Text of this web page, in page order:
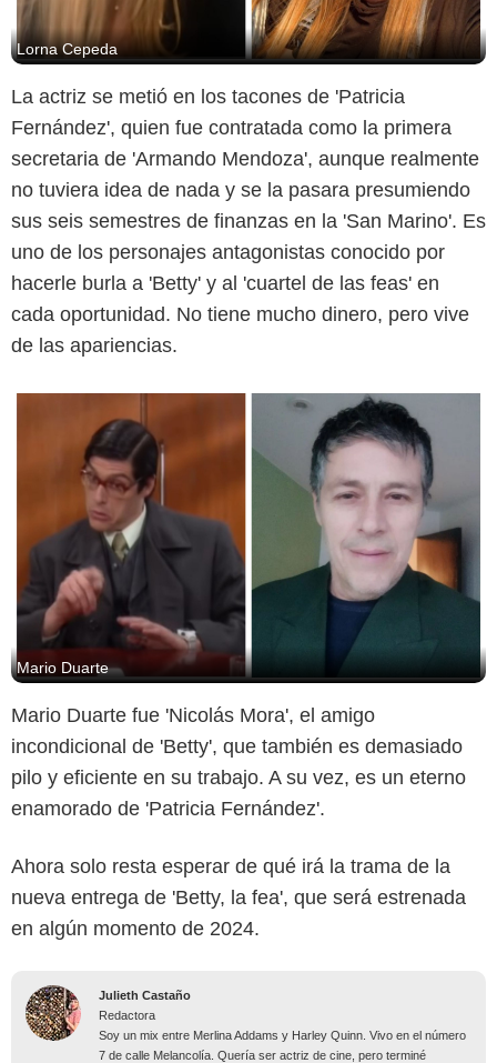
Lorna Cepeda
La actriz se metió en los tacones de 'Patricia
Fernández', quien fue contratada como la primera
secretaria de 'Armando Mendoza', aunque realmente
no tuviera idea de nada y se la pasara presumiendo
sus seis semestres de finanzas en la 'San Marino'. Es
uno de los personajes antagonistas conocido por
hacerle burla a 'Betty' y al 'cuartel de las feas' en
cada oportunidad. No tiene mucho dinero, pero vive
de las apariencias.
Captura de pantalla/Instagram
Mario Duarte
Mario Duarte fue 'Nicolás Mora', el amigo
incondicional de 'Betty', que también es demasiado
pilo y eficiente en su trabajo. A su vez, es un eterno
enamorado de 'Patricia Fernández'.
Ahora solo resta esperar de qué irá la trama de la
nueva entrega de 'Betty, la fea', que será estrenada
en algún momento de 2024.
Julieth Castaño
Redactora
Soy un mix entre Merlina Addams y Harley Quinn. Vivo en el número
7 de calle Melancolía. Quería ser actriz de cine, pero terminé